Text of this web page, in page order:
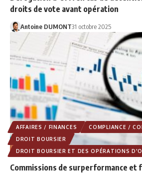
droits de vote avant opération
Antoine DUMONT31 octobre 2025
AFFAIRES / FINANCES
COMPLIANCE /
DROIT BOURSIER
DROIT BOURSIER ET DES OPÉRATIONS
Commissions de surperformance et